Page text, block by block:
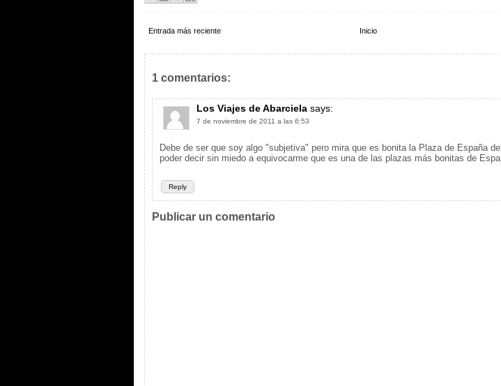
Entrada más reciente Inicio
1 comentarios:
Los Viajes de Abarciela says:
7 de noviembre de 2011 a las 6:53
Reply
Debe de ser que soy algo "subjetiva" pero mira que es bonita la Plaza de España
poder decir sin miedo a equivocarme que es una de las plazas más bonitas de
Publicar un comentario